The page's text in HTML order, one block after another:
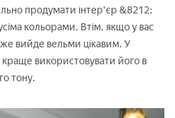
продумати інтер'єр &8212;
кольорами. Втім, якщо у вас
вийде вельми цікавим. У
використовувати його в
тону.